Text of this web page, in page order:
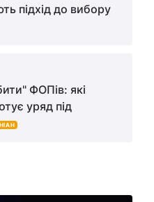
підхід до вибору
ФОПів: які
уряд під